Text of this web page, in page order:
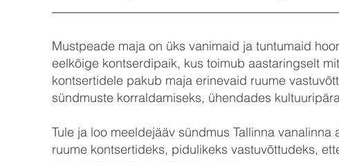
Mustpeade maja on üks vanimaid ja tuntumaid
eelkõige kontserdipaik, kus toimub aastaringselt
kontsertidele pakub maja erinevaid ruume
sündmuste korraldamiseks, ühendades
Tule ja loo meeldejääv sündmus Tallinna
ruume kontsertideks, pidulikeks vastuvõttudeks,